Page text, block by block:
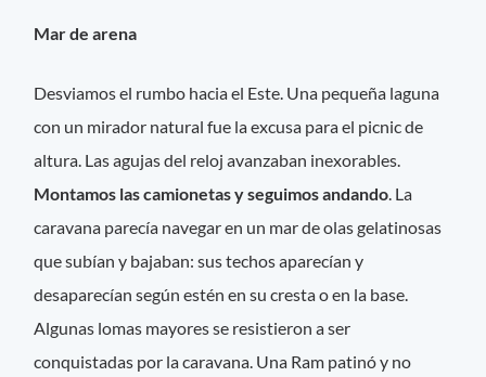
Mar de arena
Desviamos el rumbo hacia el Este. Una pequeña laguna
con un mirador natural fue la excusa para el picnic de
altura. Las agujas del reloj avanzaban inexorables.
Montamos las camionetas y seguimos andando. La
caravana parecía navegar en un mar de olas gelatinosas
que subían y bajaban: sus techos aparecían y
desaparecían según estén en su cresta o en la base.
Algunas lomas mayores se resistieron a ser
conquistadas por la caravana. Una Ram patinó y no